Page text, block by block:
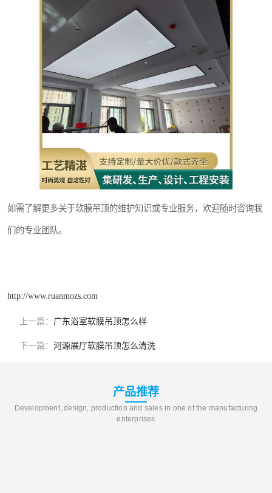
如需了解更多关于软膜吊顶的维护知识或专业服务，欢迎随时咨询我
们的专业团队。
http://www.ruanmozs.com
上一篇： 广东浴室软膜吊顶怎么样
下一篇： 河源展厅软膜吊顶怎么清洗
产品推荐
Development, design, production and sales in one of the manufacturing
enterprises